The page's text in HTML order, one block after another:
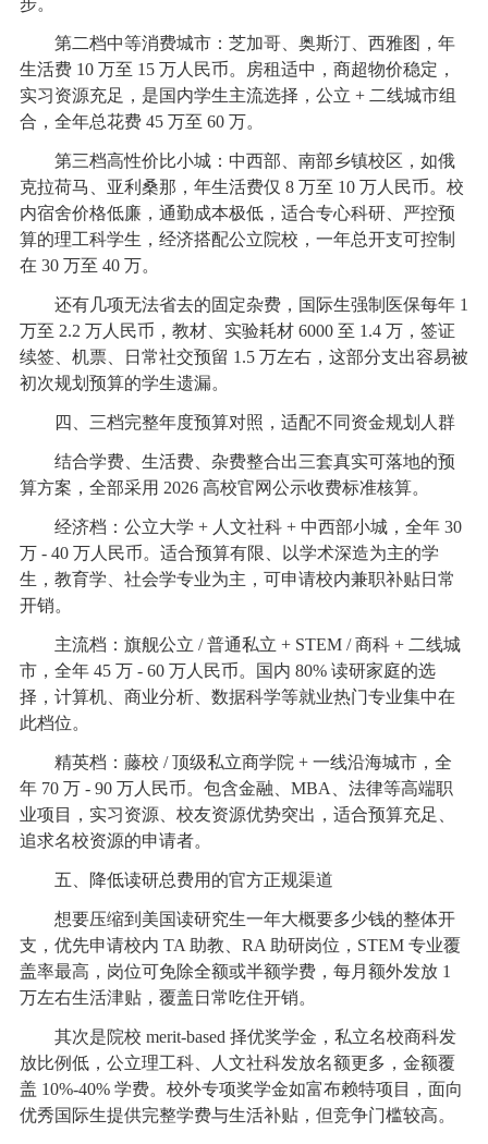
步。
第二档中等消费城市：芝加哥、奥斯汀、西雅图，年
生活费 10 万至 15 万人民币。房租适中，商超物价稳定，
实习资源充足，是国内学生主流选择，公立 + 二线城市组
合，全年总花费 45 万至 60 万。
第三档高性价比小城：中西部、南部乡镇校区，如俄
克拉荷马、亚利桑那，年生活费仅 8 万至 10 万人民币。校
内宿舍价格低廉，通勤成本极低，适合专心科研、严控预
算的理工科学生，经济搭配公立院校，一年总开支可控制
在 30 万至 40 万。
还有几项无法省去的固定杂费，国际生强制医保每年 1
万至 2.2 万人民币，教材、实验耗材 6000 至 1.4 万，签证
续签、机票、日常社交预留 1.5 万左右，这部分支出容易被
初次规划预算的学生遗漏。
四、三档完整年度预算对照，适配不同资金规划人群
结合学费、生活费、杂费整合出三套真实可落地的预
算方案，全部采用 2026 高校官网公示收费标准核算。
经济档：公立大学 + 人文社科 + 中西部小城，全年 30
万 - 40 万人民币。适合预算有限、以学术深造为主的学
生，教育学、社会学专业为主，可申请校内兼职补贴日常
开销。
主流档：旗舰公立 / 普通私立 + STEM / 商科 + 二线城
市，全年 45 万 - 60 万人民币。国内 80% 读研家庭的选
择，计算机、商业分析、数据科学等就业热门专业集中在
此档位。
精英档：藤校 / 顶级私立商学院 + 一线沿海城市，全
年 70 万 - 90 万人民币。包含金融、MBA、法律等高端职
业项目，实习资源、校友资源优势突出，适合预算充足、
追求名校资源的申请者。
五、降低读研总费用的官方正规渠道
想要压缩到美国读研究生一年大概要多少钱的整体开
支，优先申请校内 TA 助教、RA 助研岗位，STEM 专业覆
盖率最高，岗位可免除全额或半额学费，每月额外发放 1
万左右生活津贴，覆盖日常吃住开销。
其次是院校 merit-based 择优奖学金，私立名校商科发
放比例低，公立理工科、人文社科发放名额更多，金额覆
盖 10%-40% 学费。校外专项奖学金如富布赖特项目，面向
优秀国际生提供完整学费与生活补贴，但竞争门槛较高。